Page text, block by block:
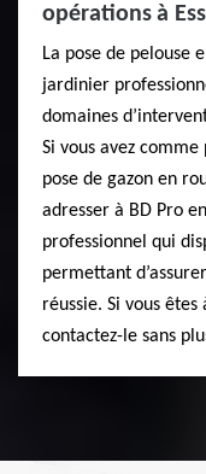
opérations à
La pose de pelouse
jardinier
domaines
Si vous avez
pose de gazon en
adresser à BD Pro
professionnel qui
permettant
réussie. Si vous
contactez-le sans